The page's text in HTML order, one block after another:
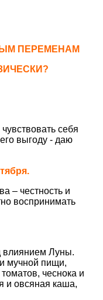
ПЕРЕМЕНАМ
себя
выгоду - даю
– честность и
воспринимать
влиянием Луны.
и мучной пищи,
чеснока и
и овсяная каша,